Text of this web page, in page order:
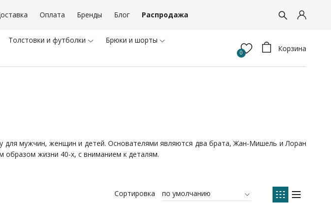
Оплата Бренды Блог Распродажа
Толстовки и футболки
Брюки и шорты
0 Корзина
для мужчин, женщин и детей. Основателями являются два брата, Жан-Мишель и Лоран
образом жизни 40-х, с вниманием к деталям.
Сортировка